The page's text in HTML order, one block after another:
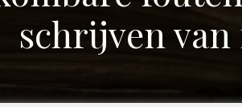
schrijven